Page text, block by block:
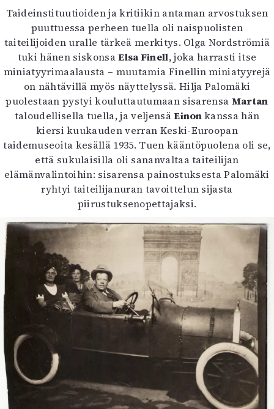
Taideinstituutioiden ja kritiikin antaman arvostuksen
puuttuessa perheen tuella oli naispuolisten
taiteilijoiden uralle tärkeä merkitys. Olga Nordströmiä
tuki hänen siskonsaElsa Finell, joka harrasti itse
miniatyyrimaalausta – muutamia Finellin miniatyyrejä
on nähtävillä myös näyttelyssä. Hilja Palomäki
puolestaan pystyi kouluttautumaan sisarensa Martan
taloudellisella tuella, ja veljensäEinonkanssa hän
kiersi kuukauden verran Keski-Euroopan
taidemuseoita kesällä 1935. Tuen kääntöpuolena oli se,
että sukulaisilla oli sananvaltaa taiteilijan
elämänvalintoihin: sisarensa painostuksesta Palomäki
ryhtyi taiteilijanuran tavoittelun sijasta
piirustuksenopettajaksi.